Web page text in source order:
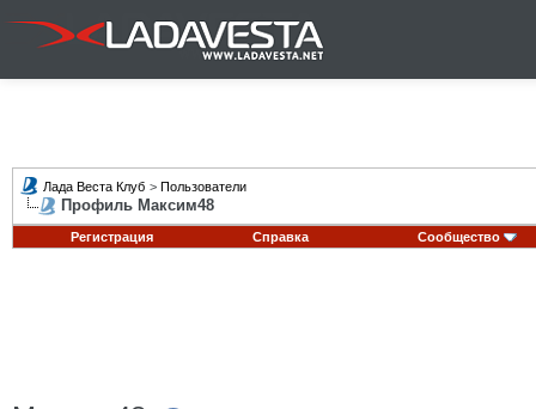
Лада Веста Клуб > Пользователи
Профиль Максим48
Регистрация Справка Сообщество